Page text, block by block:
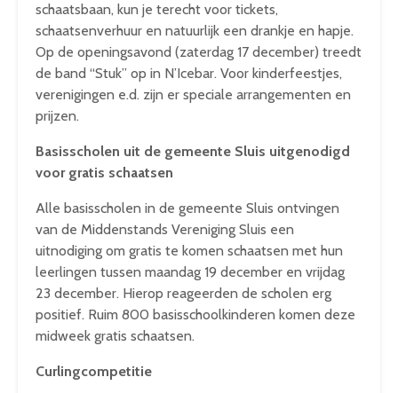
schaatsbaan, kun je terecht voor tickets,
schaatsenverhuur en natuurlijk een drankje en hapje.
Op de openingsavond (zaterdag 17 december) treedt
de band “Stuk” op in N’Icebar. Voor kinderfeestjes,
verenigingen e.d. zijn er speciale arrangementen en
prijzen.
Basisscholen uit de gemeente Sluis uitgenodigd
voor gratis schaatsen
Alle basisscholen in de gemeente Sluis ontvingen
van de Middenstands Vereniging Sluis een
uitnodiging om gratis te komen schaatsen met hun
leerlingen tussen maandag 19 december en vrijdag
23 december. Hierop reageerden de scholen erg
positief. Ruim 800 basisschoolkinderen komen deze
midweek gratis schaatsen.
Curlingcompetitie